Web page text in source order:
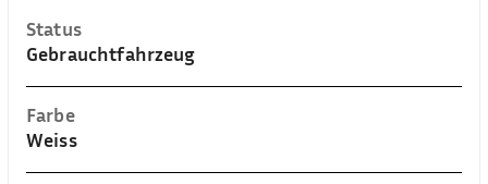
Status
Gebrauchtfahrzeug
Farbe
Weiss